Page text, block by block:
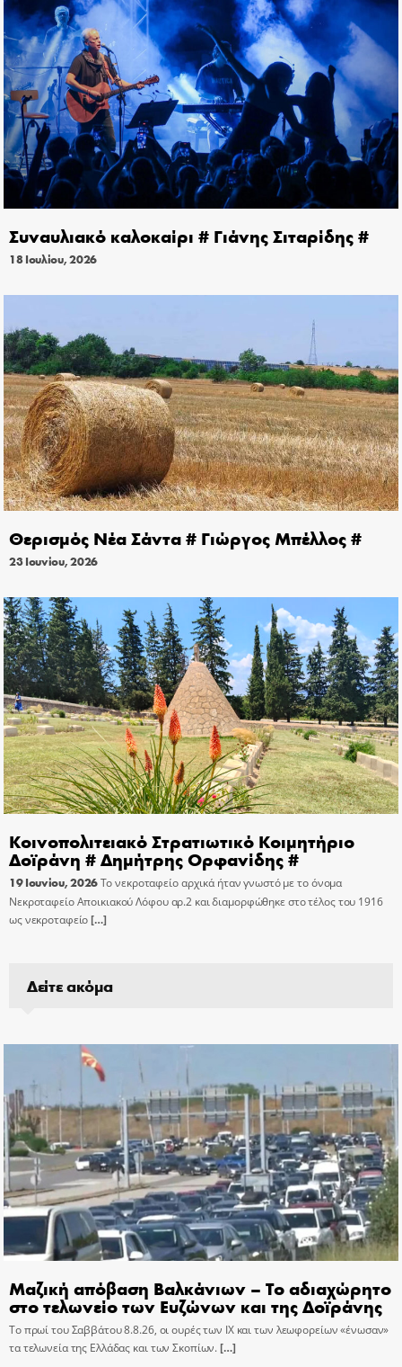
Συναυλιακό καλοκαίρι # Γιάνης Σιταρίδης #
18 Ιουλίου, 2026
Θερισμός Νέα Σάντα # Γιώργος Μπέλλος #
23 Ιουνίου, 2026
Κοινοπολιτειακό Στρατιωτικό Κοιμητήριο
Δοϊράνη # Δημήτρης Ορφανίδης #
19 Ιουνίου, 2026Το νεκροταφείο αρχικά ήταν γνωστό με το όνομα
Νεκροταφείο Αποικιακού Λόφου αρ.2 και διαμορφώθηκε στο τέλος του 1916
ως νεκροταφείο[…]
Δείτε ακόμα
Μαζική απόβαση Βαλκάνιων – Το αδιαχώρητο
στο τελωνείο των Ευζώνων και της Δοϊράνης
Το πρωί του Σαββάτου 8.8.26, οι ουρές των ΙΧ και των λεωφορείων «ένωσαν»
τα τελωνεία της Ελλάδας και των Σκοπίων.[…]